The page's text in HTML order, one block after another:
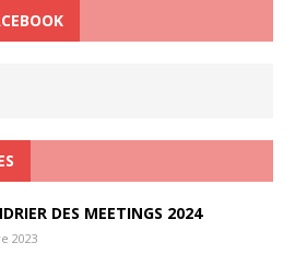
DES MEETINGS 2024
2023